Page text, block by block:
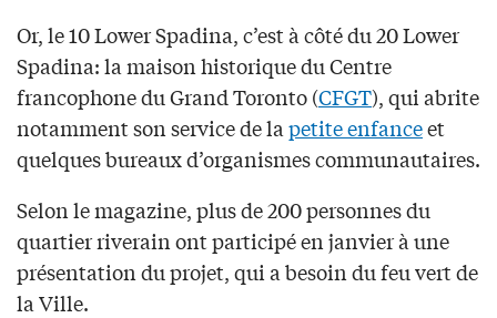
Or, le 10 Lower Spadina, c’est à côté du 20 Lower
Spadina: la maison historique du Centre
francophone du Grand Toronto (CFGT), qui abrite
notamment son service de la petite enfanceet
quelques bureaux d’organismes communautaires.
Selon le magazine, plus de 200 personnes du
quartier riverain ont participé en janvier à une
présentation du projet, qui a besoin du feu vert de
la Ville.